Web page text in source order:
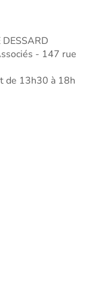
- 147 rue
de 13h30 à 18h